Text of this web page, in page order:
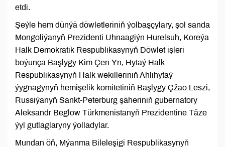
etdi.
Şeýle hem dünýä döwletleriniň ýolbaşçylary, şol sanda
Mongoliýanyň Prezidenti Uhnaagiýn Hurelsuh, Koreýa
Halk Demokratik Respublikasynyň Döwlet işleri
boýunça Başlygy Kim Çen Yn, Hytaý Halk
Respublikasynyň Halk wekilleriniň Ählihytaý
ýygnagynyň hemişelik komitetiniň Başlygy Çžao Leszi,
Russiýanyň Sankt-Peterburg şäheriniň gubernatory
Aleksandr Beglow Türkmenistanyň Prezidentine Täze
ýyl gutlaglaryny ýolladylar.
Mundan öň, Mýanma Bileleşigi Respublikasynyň